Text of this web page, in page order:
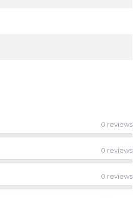
0 reviews
0 reviews
0 reviews